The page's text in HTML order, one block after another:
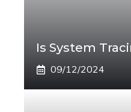
Is System
09/12/2024